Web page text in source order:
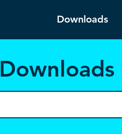
Downloads
Downloads